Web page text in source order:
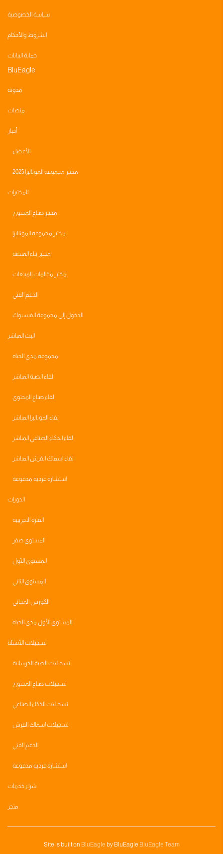
سياسة الخصوصية
الشروط والأحكام
حماية البيانات
BluEagle
مدونه
منصات
أخبار
الأعضاء
مختبر مجموعه الموناليزا 2025
المختبرات
مختبر صناع المحتوى
مختبر مجموعه الموناليزا
مختبر بناء المنصه
مختبر مكالمات المبيعات
الدعم الفني
الدخول إلى مجموعة الفيسبوك
البث المباشر
مجموعه مدى الحياه
لقاء الصبة المباشر
لقاء صناع المحتوى
لقاء الموناليزا المباشر
لقاء الذكاء الصناعي المباشر
لقاء اسماك القرش المباشر
استشاره فرديه مدفوعة
الدورات
الفترة التجريبية
المستوى صفر
المستوى الأول
المستوى الثاني
الكورس المجاني
المستوى الأول مدى الحياه
تسجيلات الأسئلة
تسجيلات الصبة الخرسانية
تسجيلات صناع المحتوى
تسجيلات الذكاء الصناعي
تسجيلات اسماك القرش
الدعم الفني
استشاره فرديه مدفوعة
شراء خدمات
متجر
Site is built on BluEagle by BluEagle BluEagle Team